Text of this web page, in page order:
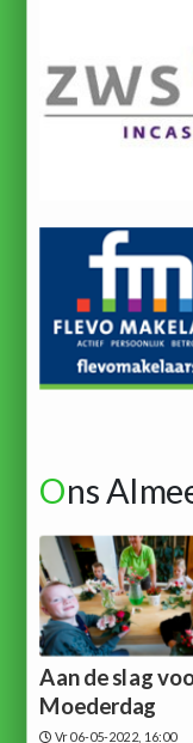
Ons
Aan de slag
Moederdag
Vr 06-05-2022, 16:00